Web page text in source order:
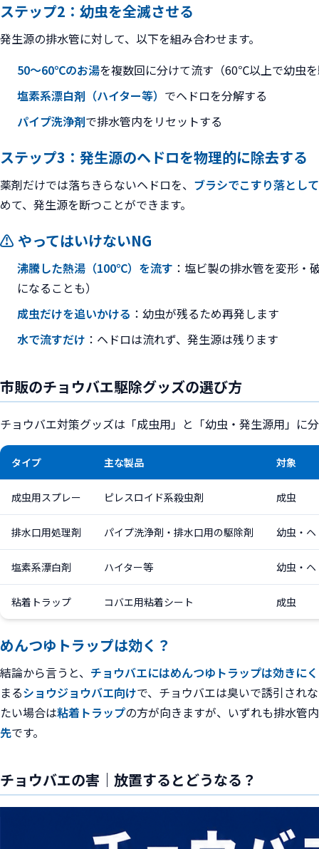
ステップ2：幼虫を全滅させる
発生源の排水管に対して、以下を組み合わせます。
50〜60℃のお湯を複数回に分けて流す（60℃以上で幼虫
塩素系漂白剤（ハイター等） でヘドロを分解する
パイプ洗浄剤で排水管内をリセットする
ステップ3：発生源のヘドロを物理的に除去する
薬剤だけでは落ちきらないヘドロを、 ブラシでこすり落とし
めて、発生源を断つことができます。
⚠️ やってはいけないNG
沸騰した熱湯（100℃）を流す ：塩ビ製の排水管を変形・
になることも）
成虫だけを追いかける ：幼虫が残るため再発します
水で流すだけ ：ヘドロは流れず、発生源は残ります
市販のチョウバエ駆除グッズの選び方
チョウバエ対策グッズは「成虫用」と「幼虫・発生源用」に
タイプ 主な製品 対象
成虫用スプレー ピレスロイド系殺虫剤 成虫
排水口用処理剤 パイプ洗浄剤・排水口用の駆除剤 幼虫・ヘ
塩素系漂白剤 ハイター等 幼虫・ヘ
粘着トラップ コバエ用粘着シート 成虫
めんつゆトラップは効く？
結論から言うと、 チョウバエにはめんつゆトラップは効きに
まるショウジョウバエ向けで、チョウバエは臭いで誘引され
たい場合は粘着トラップの方が向きますが、いずれも排水管
先です。
チョウバエの害｜放置するとどうなる？